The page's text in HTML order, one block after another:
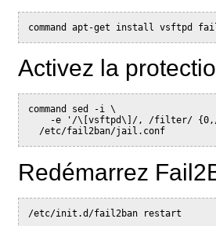
command apt-get install vsftpd
Activez la
command sed -i \
-e '/\[vsftpd\]/, /filter/
  /etc/fail2ban/jail.conf
Redémarrez